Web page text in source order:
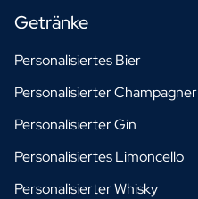
Getränke
Personalisiertes Bier
Personalisierter Champagner
Personalisierter Gin
Personalisiertes Limoncello
Personalisierter Whisky